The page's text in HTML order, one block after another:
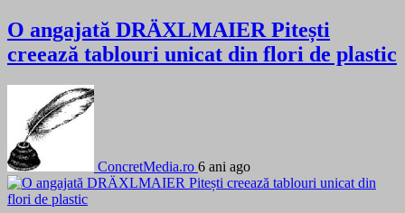
O angajată DRÄXLMAIER Pitești
creează tablouri unicat din flori de plastic
ConcretMedia.ro 6 ani ago